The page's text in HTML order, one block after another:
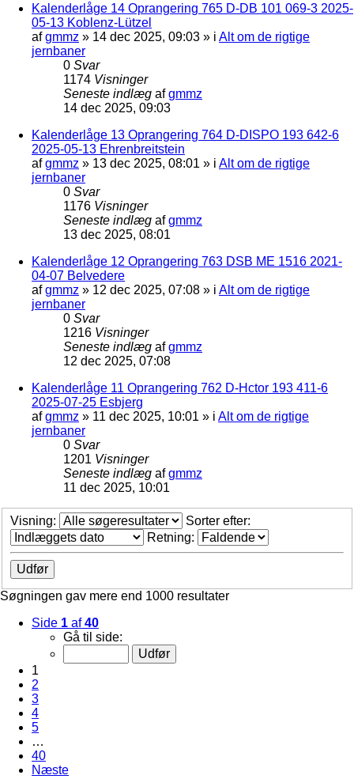
Kalenderlåge 14 Oprangering 765 D-DB 101 069-3 2025-
05-13 Koblenz-Lützel
afgmmz » 14 dec 2025, 09:03 » i Alt om de rigtige
jernbaner
0 Svar
1174 Visninger
Seneste indlæg afgmmz
14 dec 2025, 09:03
Kalenderlåge 13 Oprangering 764 D-DISPO 193 642-6
2025-05-13 Ehrenbreitstein
afgmmz » 13 dec 2025, 08:01 » i Alt om de rigtige
jernbaner
0 Svar
1176 Visninger
Seneste indlæg afgmmz
13 dec 2025, 08:01
Kalenderlåge 12 Oprangering 763 DSB ME 1516 2021-
04-07 Belvedere
afgmmz » 12 dec 2025, 07:08 » i Alt om de rigtige
jernbaner
0 Svar
1216 Visninger
Seneste indlæg afgmmz
12 dec 2025, 07:08
Kalenderlåge 11 Oprangering 762 D-Hctor 193 411-6
2025-07-25 Esbjerg
afgmmz » 11 dec 2025, 10:01 » i Alt om de rigtige
jernbaner
0 Svar
1201 Visninger
Seneste indlæg afgmmz
11 dec 2025, 10:01
Visning:
Sorter efter:
Retning:
Søgningen gav mere end 1000 resultater
Side 1 af40
Gå til side:
1
2
3
4
5
…
40
Næste